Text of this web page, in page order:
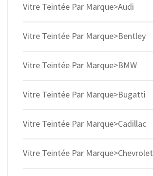
Vitre Teintée Par Marque>Audi
Vitre Teintée Par Marque>Bentley
Vitre Teintée Par Marque>BMW
Vitre Teintée Par Marque>Bugatti
Vitre Teintée Par Marque>Cadillac
Vitre Teintée Par Marque>Chevrolet